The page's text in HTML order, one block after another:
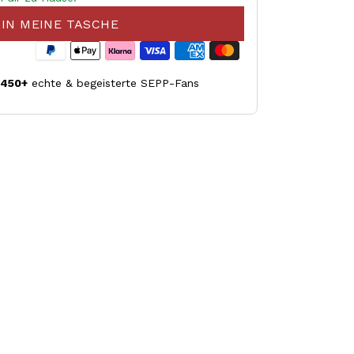
IN MEINE TASCHE
echte & begeisterte SEPP-Fans